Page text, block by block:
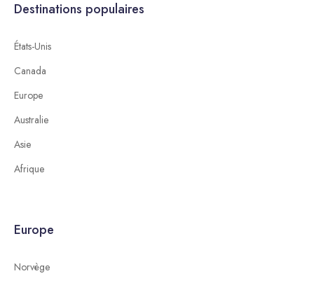
Destinations populaires
États-Unis
Canada
Europe
Australie
Asie
Afrique
Europe
Norvège